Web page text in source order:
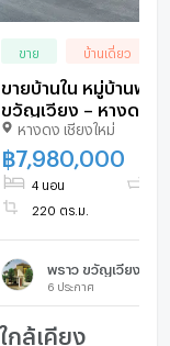
ขาย บ้านเดี่ยว
ขายบ้านใน หมู่บ้านพรา
ขวัญเวียง – หางดง บ้
ตกแต่งครบ พร้อมเข้า
(ID:753HS)
หางดง เชียงใหม่
฿7,980,000
4 นอน
220 ตร.ม.
พราว ขวัญเวียง
6 ประกาศ
กล้เคียง